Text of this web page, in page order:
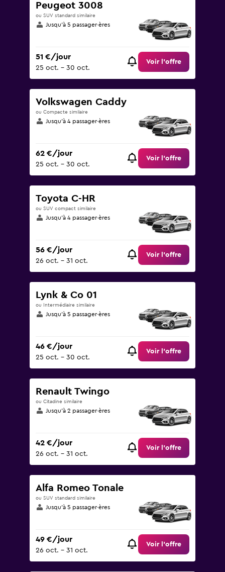
Peugeot 3008
ou SUV standard similaire
Jusqu’à 5 passager·ères
51 €/jour
25 oct. - 30 oct.
Voir l’offre
Volkswagen Caddy
ou Compacte similaire
Jusqu’à 4 passager·ères
62 €/jour
25 oct. - 30 oct.
Voir l’offre
Toyota C-HR
ou SUV compact similaire
Jusqu’à 4 passager·ères
56 €/jour
26 oct. - 31 oct.
Voir l’offre
Lynk & Co 01
ou Intermédiaire similaire
Jusqu’à 5 passager·ères
46 €/jour
25 oct. - 30 oct.
Voir l’offre
Renault Twingo
ou Citadine similaire
Jusqu’à 2 passager·ères
42 €/jour
26 oct. - 31 oct.
Voir l’offre
Alfa Romeo Tonale
ou SUV standard similaire
Jusqu’à 5 passager·ères
49 €/jour
26 oct. - 31 oct.
Voir l’offre